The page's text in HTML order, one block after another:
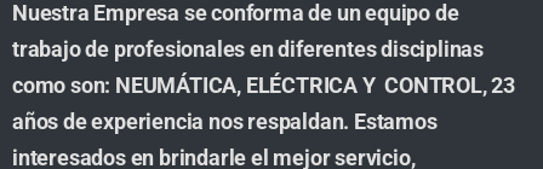
Nuestra Empresa se conforma de un equipo de
trabajo de profesionales en diferentes disciplinas
como son: NEUMÁTICA, ELÉCTRICA Y CONTROL, 23
años de experiencia nos respaldan. Estamos
interesados en brindarle el mejor servicio,